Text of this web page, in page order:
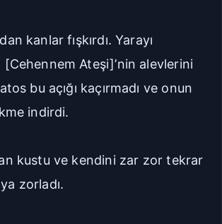
kanlar fışkırdı. Yarayı
Ateşi]’nin alevlerini
bu açığı kaçırmadı ve onun
indirdi.
kustu ve kendini zar zor tekrar
zorladı.